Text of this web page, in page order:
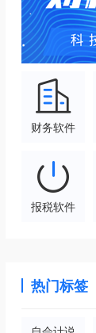
财务软件
报税软件
热门标签